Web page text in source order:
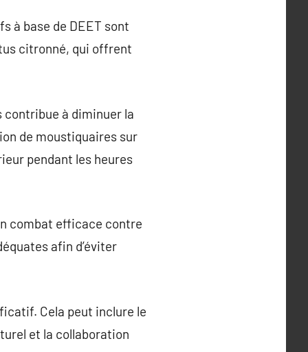
à base de DEET sont
citronné, qui offrent
contribue à diminuer la
de moustiquaires sur
pendant les heures
combat efficace contre
afin d’éviter
Cela peut inclure le
et la collaboration